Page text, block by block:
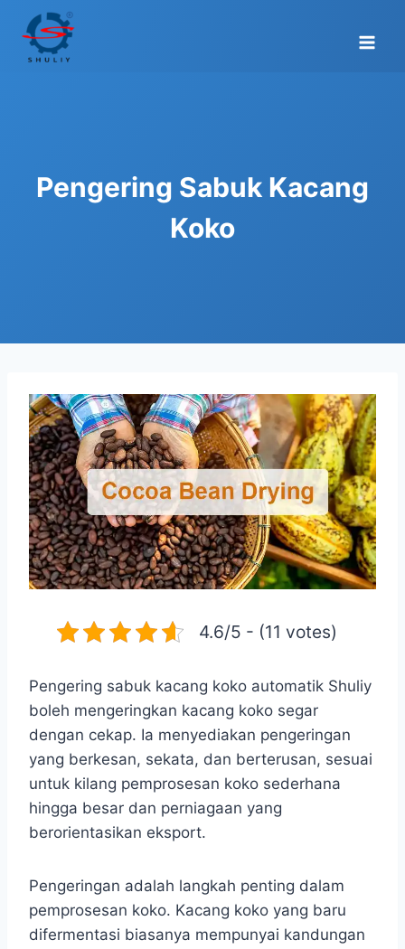
content
Pengering Sabuk Kacang
Koko
4.6/5 - (11 votes)
Pengering sabuk kacang koko automatik Shuliy
boleh mengeringkan kacang koko segar
dengan cekap. Ia menyediakan pengeringan
yang berkesan, sekata, dan berterusan, sesuai
untuk kilang pemprosesan koko sederhana
hingga besar dan perniagaan yang
berorientasikan eksport.
Pengeringan adalah langkah penting dalam
pemprosesan koko. Kacang koko yang baru
difermentasi biasanya mempunyai kandungan